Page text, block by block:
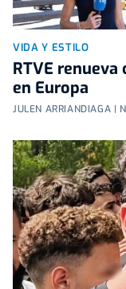
VIDA Y ESTILO
RTVE
en Europa
JULEN ARRIANDIAGA |